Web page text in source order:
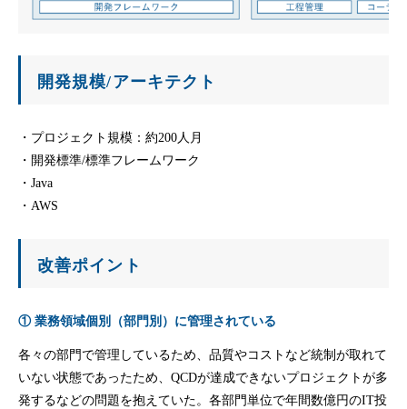
開発規模/アーキテクト
・プロジェクト規模：約200人月
・開発標準/標準フレームワーク
・Java
・AWS
改善ポイント
① 業務領域個別（部門別）に管理されている
各々の部門で管理しているため、品質やコストなど統制が取れて
いない状態であったため、QCDが達成できないプロジェクトが多
発するなどの問題を抱えていた。各部門単位で年間数億円のIT投